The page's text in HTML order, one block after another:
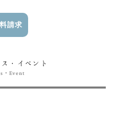
請求
・イベント
・Event